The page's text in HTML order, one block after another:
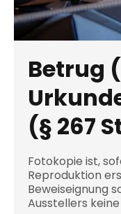
Betrug
(§ 267
Fotokopie ist,
Reproduktion
Beweiseignung
Ausstellers